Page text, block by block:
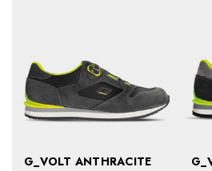
G_VOLT ANTHRACITE